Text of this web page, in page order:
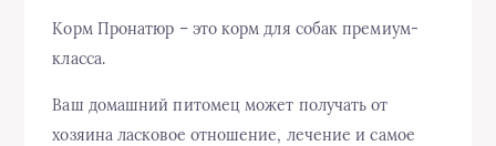
Корм Пронатюр – это корм для собак премиум-
класса.
Ваш домашний питомец может получать от
хозяина ласковое отношение, лечение и самое